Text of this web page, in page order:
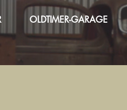
OLDTIMER-GARAGE